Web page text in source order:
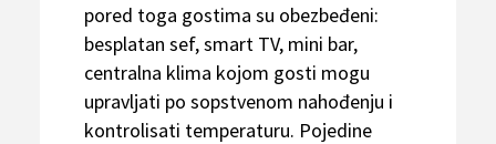
pored toga gostima su obezbeđeni:
besplatan sef, smart TV, mini bar,
centralna klima kojom gosti mogu
upravljati po sopstvenom nahođenju i
kontrolisati temperaturu. Pojedine